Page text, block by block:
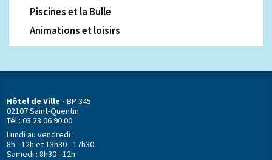
Piscines et la Bulle
Animations et loisirs
Hôtel de Ville - BP 345
02107 Saint-Quentin
Tél : 03 23 06 90 00
Lundi au vendredi :
8h - 12h et 13h30 - 17h30
Samedi : 8h30 - 12h